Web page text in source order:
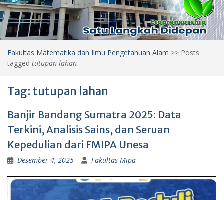
Fakultas Matematika dan Ilmu Pengetahuan Alam >> Posts
tagged tutupan lahan
Tag: tutupan lahan
Banjir Bandang Sumatra 2025: Data
Terkini, Analisis Sains, dan Seruan
Kepedulian dari FMIPA Unesa
Desember 4, 2025 Fakultas Mipa